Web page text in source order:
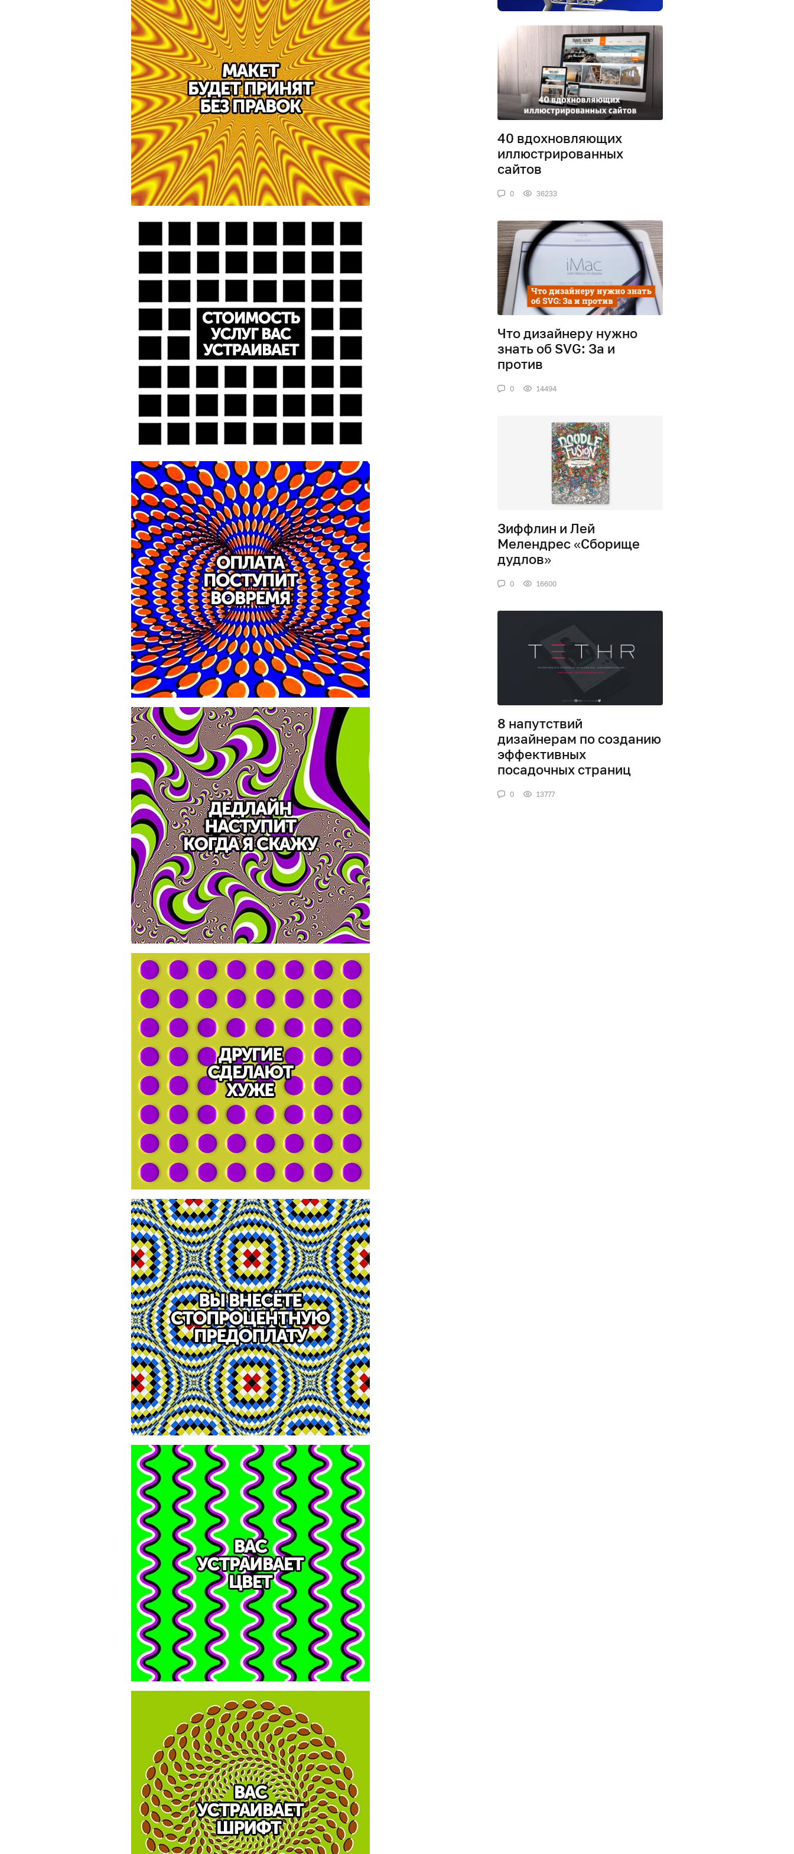
40 вдохновляющих
иллюстрированных
сайтов
0 36233
Что дизайнеру нужно
знать об SVG: За и
против
0 14494
Зиффлин и Лей
Мелендрес «Сборище
дудлов»
0 16600
8 напутствий
дизайнерам по созданию
эффективных
посадочных страниц
0 13777